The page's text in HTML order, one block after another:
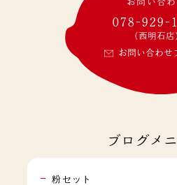
078-929-
(西明石店
お問い合わせ
ブログメ
粉セット